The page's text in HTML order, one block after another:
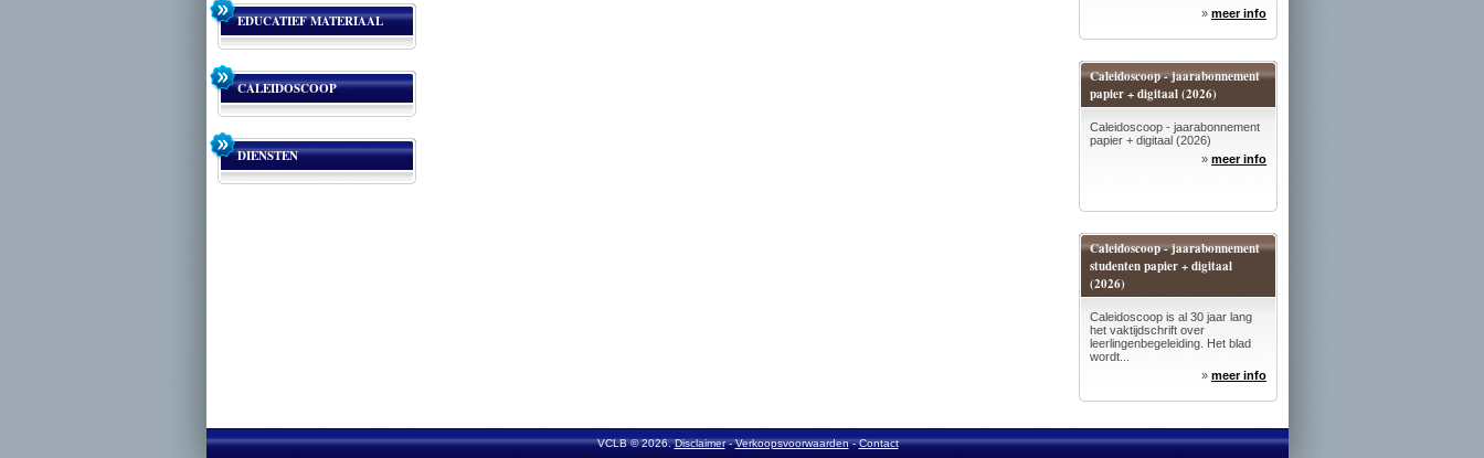
EDUCATIEF MATERIAAL
CALEIDOSCOOP
DIENSTEN
» meer info
Caleidoscoop - jaarabonnement
papier + digitaal (2026)
Caleidoscoop - jaarabonnement
papier + digitaal (2026)
» meer info
Caleidoscoop - jaarabonnement
studenten papier + digitaal
(2026)
Caleidoscoop is al 30 jaar lang
het vaktijdschrift over
leerlingenbegeleiding. Het blad
wordt...
» meer info
VCLB © 2026.Disclaimer-Verkoopsvoorwaarden-Contact